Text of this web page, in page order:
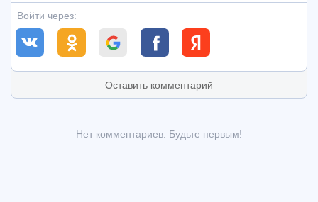
Войти через:
Оставить комментарий
Нет комментариев. Будьте первым!